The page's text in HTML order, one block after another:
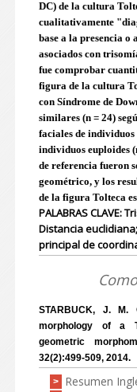
DC) de la cultura
cualitativamente
base a la presencia o
asociados con
fue comprobar
figura de la cultura
con Síndrome de
similares (n = 24)
faciales de individuos
individuos euploides
de referencia fueron
geométrico, y los
de la figura Tolteca
PALABRAS CLAVE:
Distancia
principal de
STARBUCK, J. M.
morphology of a
geometric
32(2):499-509, 2014.
>
Resumen